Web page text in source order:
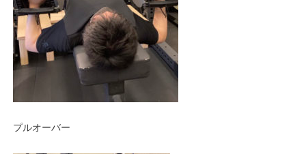
プルオーバー